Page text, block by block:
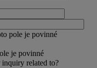
pole je povinné
je povinné
related to?